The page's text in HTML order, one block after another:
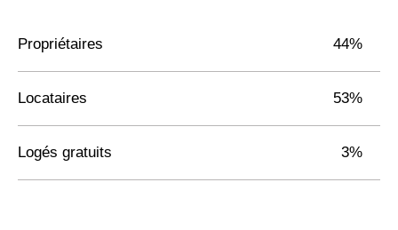
Propriétaires 44%
Locataires 53%
Logés gratuits 3%